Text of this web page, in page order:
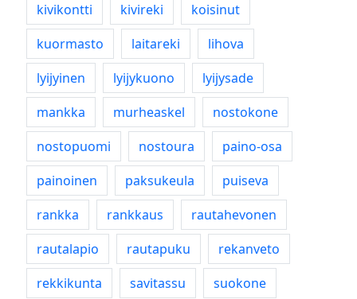
kivikontti
kivireki
koisinut
kuormasto
laitareki
lihova
lyijyinen
lyijykuono
lyijysade
mankka
murheaskel
nostokone
nostopuomi
nostoura
paino-osa
painoinen
paksukeula
puiseva
rankka
rankkaus
rautahevonen
rautalapio
rautapuku
rekanveto
rekkikunta
savitassu suokone